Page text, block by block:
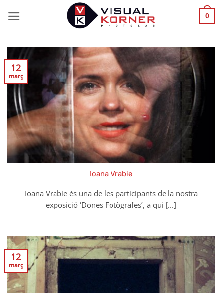
0
Ioana Vrabie
Ioana Vrabie és una de les participants de la nostra
exposició ‘Dones Fotògrafes’, a qui [...]
12
març
12
març